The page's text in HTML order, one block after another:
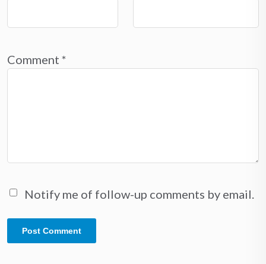
Comment *
Notify me of follow-up comments by email.